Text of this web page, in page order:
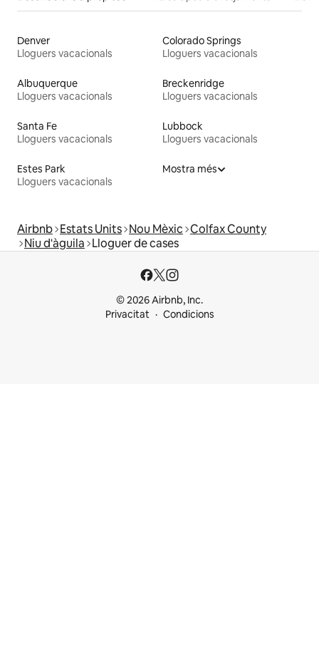
Denver
Lloguers vacacionals
Colorado Springs
Lloguers vacacionals
Albuquerque
Lloguers vacacionals
Breckenridge
Lloguers vacacionals
Santa Fe
Lloguers vacacionals
Lubbock
Lloguers vacacionals
Estes Park
Lloguers vacacionals
Mostra més
Airbnb Estats Units Nou Mèxic Colfax County
Niu d'àguila Lloguer de cases
© 2026 Airbnb, Inc.
Privacitat
Condicions